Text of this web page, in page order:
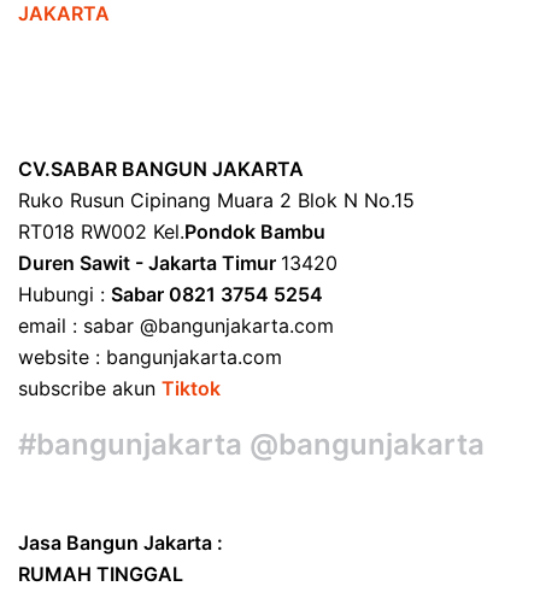
JAKARTA
CV.SABAR BANGUN JAKARTA
Ruko Rusun Cipinang Muara 2 Blok N No.15
RT018 RW002 Kel.Pondok Bambu
Duren Sawit - Jakarta Timur 13420
Hubungi : Sabar 0821 3754 5254
email : sabar @bangunjakarta.com
website : bangunjakarta.com
subscribe akun Tiktok
#bangunjakarta @bangunjakarta
Jasa Bangun Jakarta :
RUMAH TINGGAL